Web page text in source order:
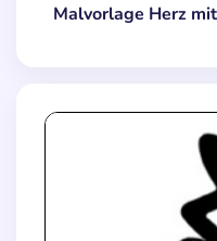
Malvorlage Herz